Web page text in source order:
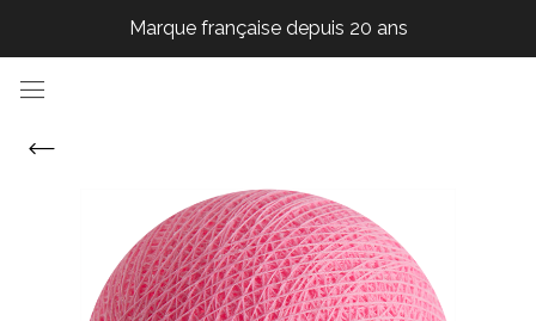
Marque française depuis 20 ans
Marque française depuis 20 ans